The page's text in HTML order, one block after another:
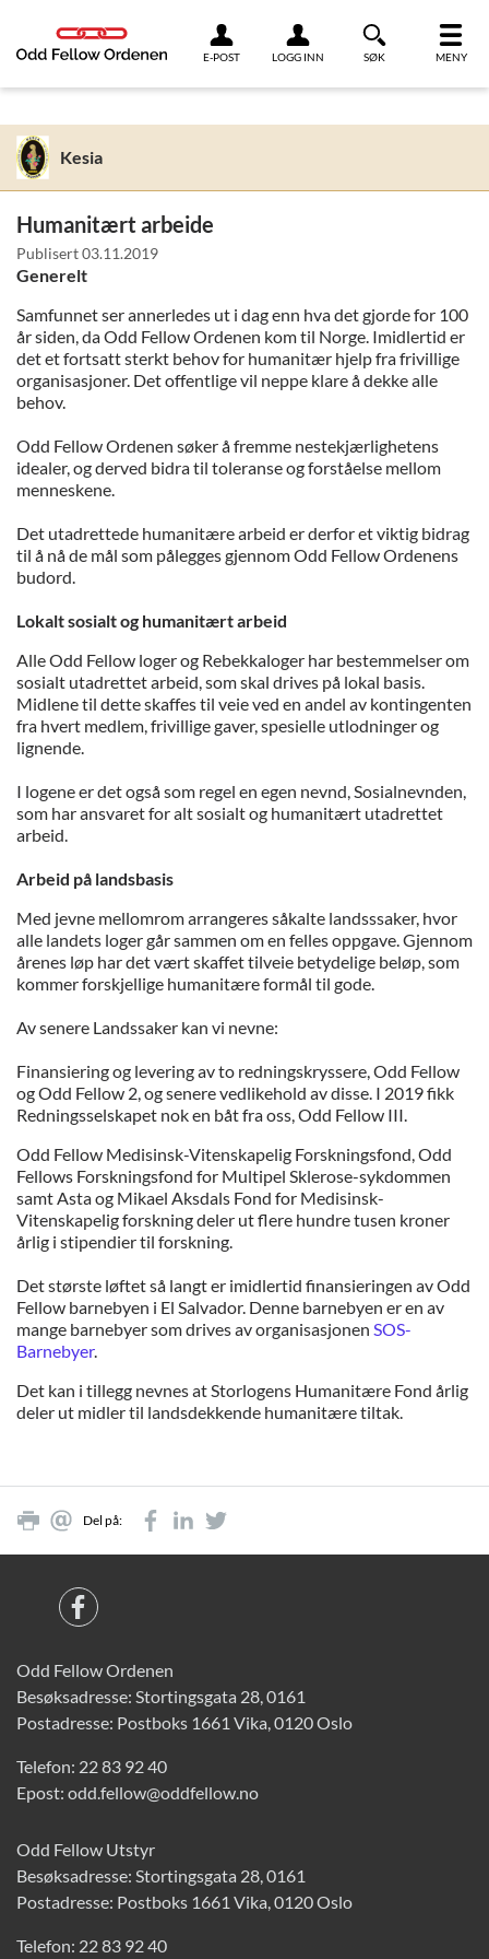
E-POST LOGG INN SØK MENY
Kesia
Humanitært arbeide
Publisert03.11.2019
Generelt
Samfunnet ser annerledes ut i dag enn hva det gjorde for 100
år siden, da Odd Fellow Ordenen kom til Norge. Imidlertid er
det et fortsatt sterkt behov for humanitær hjelp fra frivillige
organisasjoner. Det offentlige vil neppe klare å dekke alle
behov.
Odd Fellow Ordenen søker å fremme nestekjærlighetens
idealer, og derved bidra til toleranse og forståelse mellom
menneskene.
Det utadrettede humanitære arbeid er derfor et viktig bidrag
til å nå de mål som pålegges gjennom Odd Fellow Ordenens
budord.
Lokalt sosialt og humanitært arbeid
Alle Odd Fellow loger og Rebekkaloger har bestemmelser om
sosialt utadrettet arbeid, som skal drives på lokal basis.
Midlene til dette skaffes til veie ved en andel av kontingenten
fra hvert medlem, frivillige gaver, spesielle utlodninger og
lignende.
I logene er det også som regel en egen nevnd, Sosialnevnden,
som har ansvaret for alt sosialt og humanitært utadrettet
arbeid.
Arbeid på landsbasis
Med jevne mellomrom arrangeres såkalte landsssaker, hvor
alle landets loger går sammen om en felles oppgave. Gjennom
årenes løp har det vært skaffet tilveie betydelige beløp, som
kommer forskjellige humanitære formål til gode.
Av senere Landssaker kan vi nevne:
Finansiering og levering av to redningskryssere, Odd Fellow
og Odd Fellow 2, og senere vedlikehold av disse. I 2019 fikk
Redningsselskapet nok en båt fra oss, Odd Fellow III.
Odd Fellow Medisinsk-Vitenskapelig Forskningsfond, Odd
Fellows Forskningsfond for Multipel Sklerose-sykdommen
samt Asta og Mikael Aksdals Fond for Medisinsk-
Vitenskapelig forskning deler ut flere hundre tusen kroner
årlig i stipendier til forskning.
Det største løftet så langt er imidlertid finansieringen av Odd
Fellow barnebyen i El Salvador. Denne barnebyen er en av
mange barnebyer som drives av organisasjonen SOS-
Barnebyer.
Det kan i tillegg nevnes at Storlogens Humanitære Fond årlig
deler ut midler til landsdekkende humanitære tiltak.
Del på:
Odd Fellow Ordenen
Besøksadresse: Stortingsgata 28, 0161
Postadresse: Postboks 1661 Vika, 0120 Oslo
Telefon: 22 83 92 40
Epost: odd.fellow@oddfellow.no
Odd Fellow Utstyr
Besøksadresse: Stortingsgata 28, 0161
Postadresse: Postboks 1661 Vika, 0120 Oslo
Telefon: 22 83 92 40